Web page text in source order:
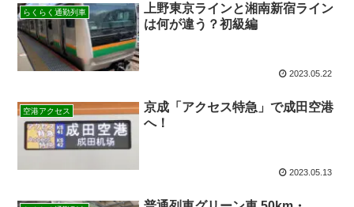
らくらく通勤列車
上野東京ラインと湘南新宿ライン
は何が違う？初級編
2023.05.22
空港アクセス
京成「アクセス特急」で成田空港
へ！
2023.05.13